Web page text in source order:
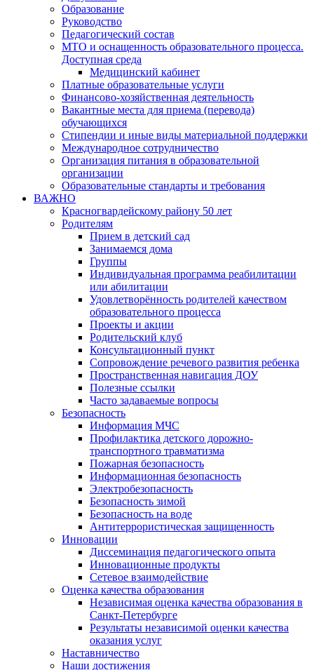
Образование
Руководство
Педагогический состав
МТО и оснащенность образовательного процесса.
Доступная среда
Медицинский кабинет
Платные образовательные услуги
Финансово-хозяйственная деятельность
Вакантные места для приема (перевода)
обучающихся
Стипендии и иные виды материальной поддержки
Международное сотрудничество
Организация питания в образовательной
организации
Образовательные стандарты и требования
ВАЖНО
Красногвардейскому району 50 лет
Родителям
Прием в детский сад
Занимаемся дома
Группы
Индивидуальная программа реабилитации
или абилитации
Удовлетворённость родителей качеством
образовательного процесса
Проекты и акции
Родительский клуб
Консультационный пункт
Сопровождение речевого развития ребенка
Пространственная навигация ДОУ
Полезные ссылки
Часто задаваемые вопросы
Безопасность
Информация МЧС
Профилактика детского дорожно-
транспортного травматизма
Пожарная безопасность
Информационная безопасность
Электробезопасность
Безопасность зимой
Безопасность на воде
Антитеррористическая защищенность
Инновации
Диссеминация педагогического опыта
Инновационные продукты
Сетевое взаимодействие
Оценка качества образования
Независимая оценка качества образования в
Санкт-Петербурге
Результаты независимой оценки качества
оказания услуг
Наставничество
Наши достижения